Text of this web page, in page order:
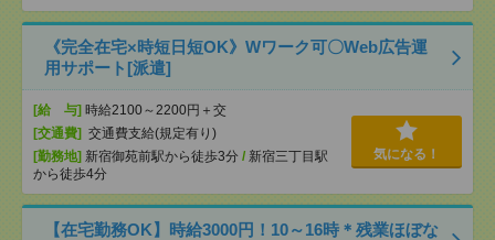
《完全在宅×時短日短OK》Wワーク可〇Web広告運
用サポート[派遣]
[給 与] 時給2100～2200円＋交
[交通費] 交通費支給(規定有り)
[勤務地] 新宿御苑前駅から徒歩3分 / 新宿三丁目駅
から徒歩4分
気になる！
【在宅勤務OK】時給3000円！10～16時＊残業ほぼな